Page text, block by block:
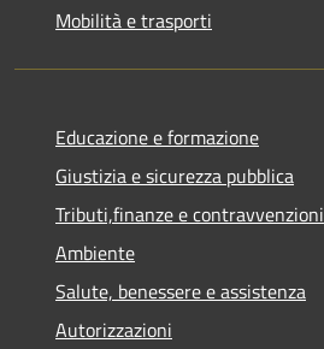
Mobilità e trasporti
Educazione e formazione
Giustizia e sicurezza pubblica
Tributi,finanze e contravvenzioni
Ambiente
Salute, benessere e assistenza
Autorizzazioni